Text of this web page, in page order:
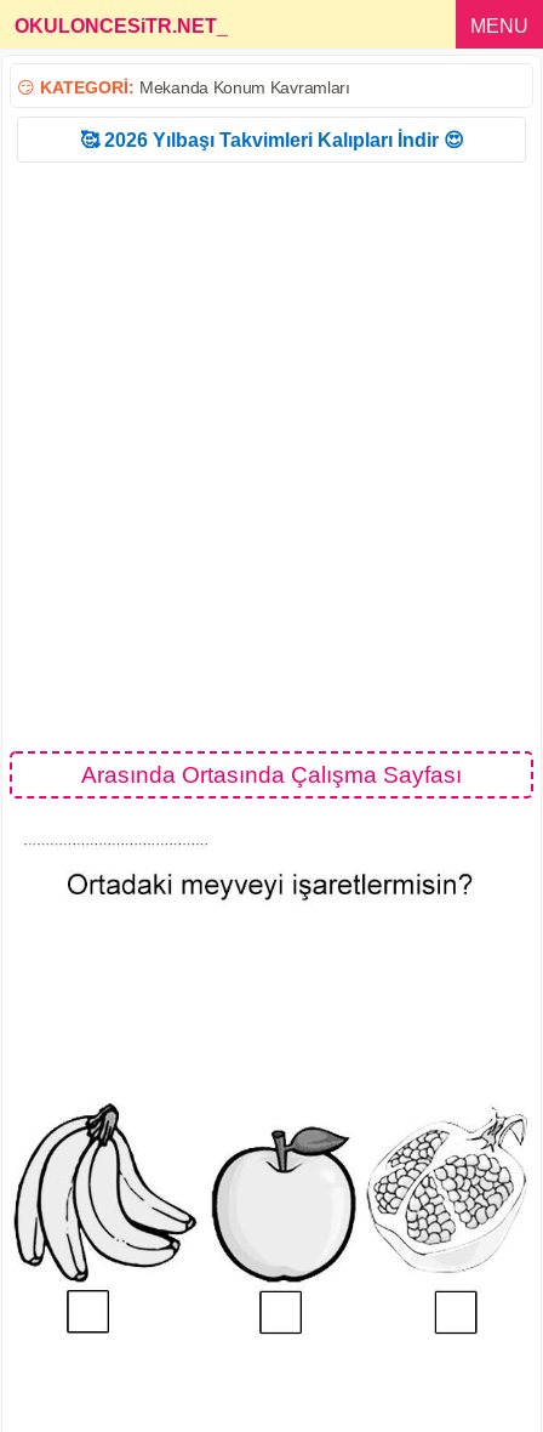
OKULONCESiTR.NET MENU
😏 KATEGORİ: Mekanda Konum Kavramları
🥰 2026 Yılbaşı Takvimleri Kalıpları İndir 😍
Arasında Ortasında Çalışma Sayfası